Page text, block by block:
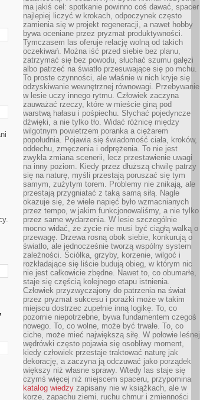
ma jakiś cel: spotkanie powinno coś dawać, spacer
najlepiej liczyć w krokach, odpoczynek często
zamienia się w projekt regeneracji, a nawet hobby
bywa oceniane przez pryzmat produktywności.
Tymczasem las oferuje relację wolną od takich
oczekiwań. Można iść przed siebie bez planu,
zatrzymać się bez powodu, słuchać szumu gałęzi
albo patrzeć na światło przesuwające się po mchu.
To proste czynności, ale właśnie w nich kryje się
odzyskiwanie wewnętrznej równowagi. Przebywanie
w lesie uczy innego rytmu. Człowiek zaczyna
zauważać rzeczy, które w mieście giną pod
warstwą hałasu i pośpiechu. Słychać pojedyncze
dźwięki, a nie tylko tło. Widać różnicę między
wilgotnym powietrzem poranka a ciężarem
popołudnia. Pojawia się świadomość ciała, kroków,
oddechu, zmęczenia i odprężenia. To nie jest
zwykła zmiana scenerii, lecz przestawienie uwagi
na inny poziom. Kiedy przez dłuższą chwilę patrzy
się na naturę, myśli przestają poruszać się tym
samym, zużytym torem. Problemy nie znikają, ale
przestają przygniatać z taką samą siłą. Nagle
okazuje się, że wiele napięć było wzmacnianych
przez tempo, w jakim funkcjonowaliśmy, a nie tylko
przez same wydarzenia. W lesie szczególnie
mocno widać, że życie nie musi być ciągłą walką o
przewagę. Drzewa rosną obok siebie, konkurują o
światło, ale jednocześnie tworzą wspólny system
zależności. Ściółka, grzyby, korzenie, wilgoć i
rozkładające się liście budują obieg, w którym nic
nie jest całkowicie zbędne. Nawet to, co obumarłe,
staje się częścią kolejnego etapu istnienia.
Człowiek przyzwyczajony do patrzenia na świat
przez pryzmat sukcesu i porażki może w takim
miejscu dostrzec zupełnie inną logikę. To, co
pozornie niepotrzebne, bywa fundamentem czegoś
nowego. To, co wolne, może być trwałe. To, co
ciche, może mieć największą siłę. W połowie leśnej
wędrówki często pojawia się osobliwy moment,
kiedy człowiek przestaje traktować naturę jak
dekorację, a zaczyna ją odczuwać jako porządek
większy niż własne sprawy. Wtedy las staje się
czymś więcej niż miejscem spaceru, przypomina
katalog wiedzy zapisany nie w książkach, ale w
korze, zapachu ziemi, ruchu chmur i zmienności